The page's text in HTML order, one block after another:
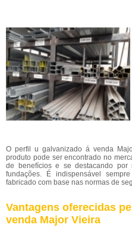
O perfil u galvanizado á venda
produto pode ser encontrado no
de benefícios e se destacando por
fundações. É indispensável
fabricado com base nas normas de
Vantagens oferecidas
venda Major Vieira